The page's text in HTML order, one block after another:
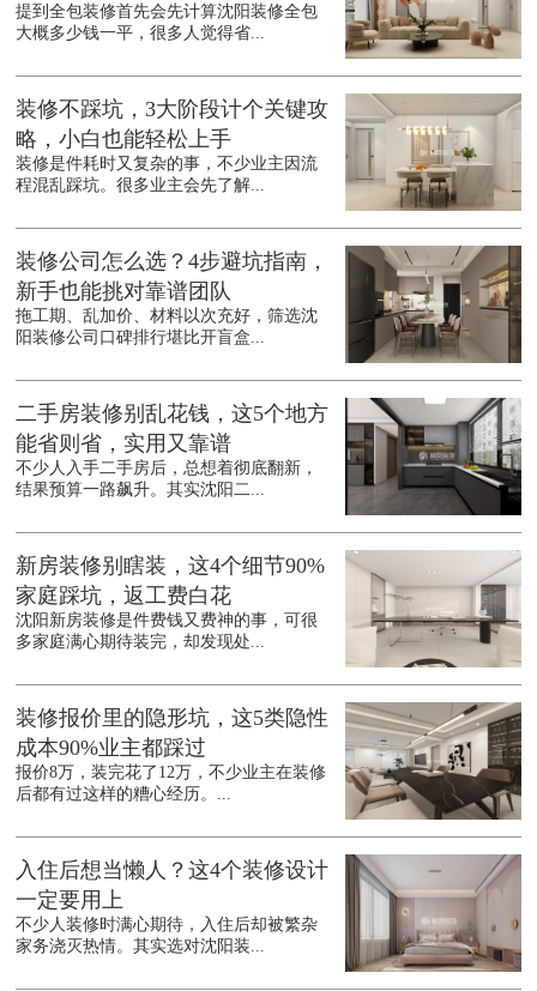
提到全包装修首先会先计算沈阳装修全包
大概多少钱一平，很多人觉得省...
装修不踩坑，3大阶段计个关键攻
略，小白也能轻松上手
装修是件耗时又复杂的事，不少业主因流
程混乱踩坑。很多业主会先了解...
装修公司怎么选？4步避坑指南，
新手也能挑对靠谱团队
拖工期、乱加价、材料以次充好，筛选沈
阳装修公司口碑排行堪比开盲盒...
二手房装修别乱花钱，这5个地方
能省则省，实用又靠谱
不少人入手二手房后，总想着彻底翻新，
结果预算一路飙升。其实沈阳二...
新房装修别瞎装，这4个细节90%
家庭踩坑，返工费白花
沈阳新房装修是件费钱又费神的事，可很
多家庭满心期待装完，却发现处...
装修报价里的隐形坑，这5类隐性
成本90%业主都踩过
报价8万，装完花了12万，不少业主在装修
后都有过这样的糟心经历。...
入住后想当懒人？这4个装修设计
一定要用上
不少人装修时满心期待，入住后却被繁杂
家务浇灭热情。其实选对沈阳装...